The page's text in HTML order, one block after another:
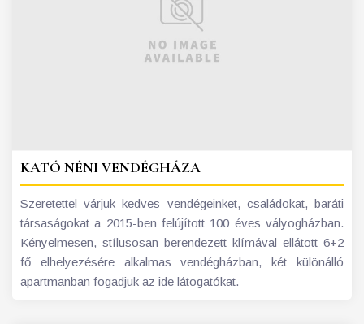
KATÓ NÉNI VENDÉGHÁZA
Szeretettel várjuk kedves vendégeinket, családokat, baráti
társaságokat a 2015-ben felújított 100 éves vályogházban.
Kényelmesen, stílusosan berendezett klímával ellátott 6+2
fő elhelyezésére alkalmas vendégházban, két különálló
apartmanban fogadjuk az ide látogatókat.